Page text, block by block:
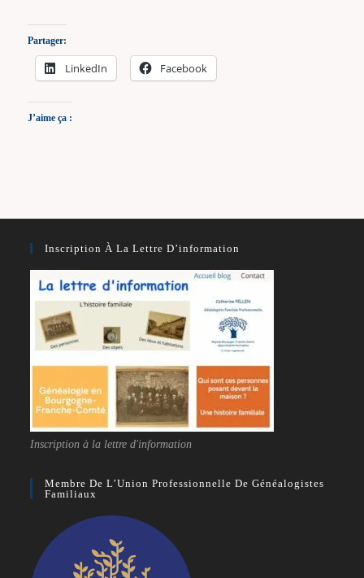
Partager:
LinkedIn Facebook
J’aime ça :
Inscription À La Lettre D’information
Inscription à la lettre d'information
Membre De L’Union Professionnelle De Généalogistes
Familiaux